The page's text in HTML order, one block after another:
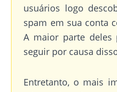
usuários logo
spam em sua conta
A maior parte deles
seguir por causa
Entretanto, o mais